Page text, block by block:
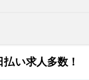
い求人多数！